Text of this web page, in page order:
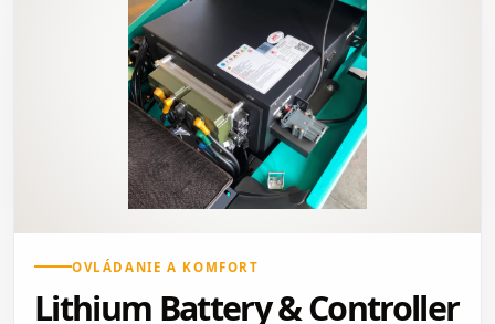
OVLÁDANIE A KOMFORT
Lithium Battery & Controller